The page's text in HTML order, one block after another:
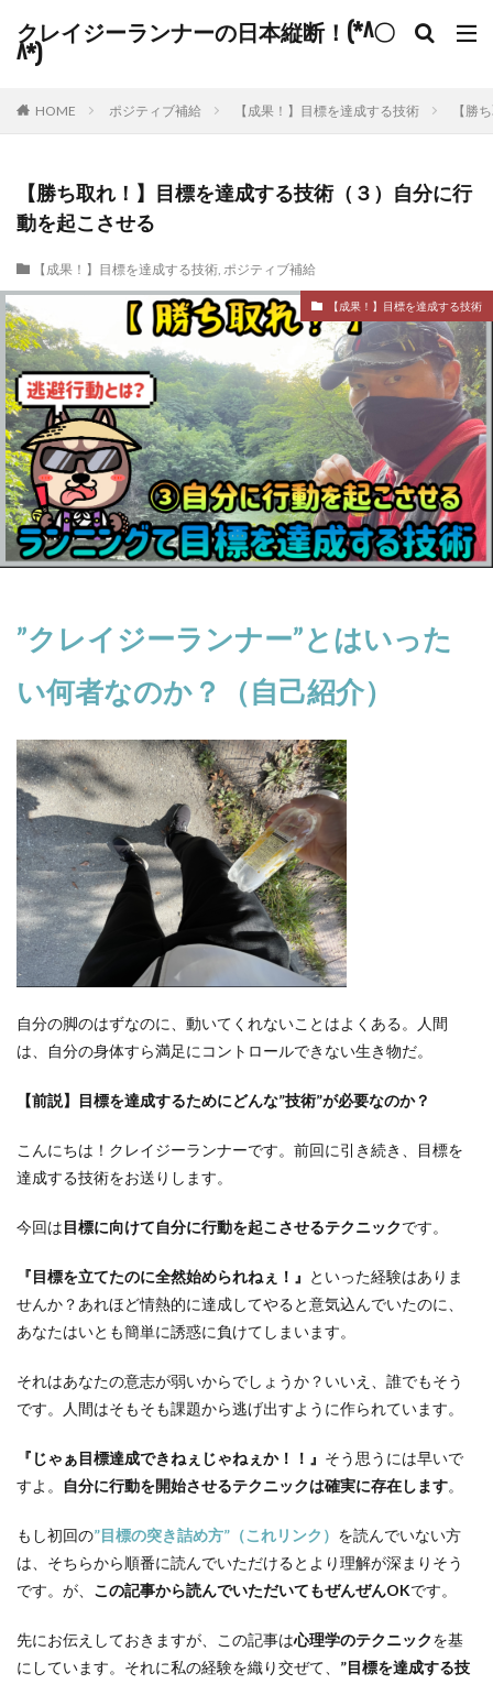
クレイジーランナーの日本縦断！(*^〇
^*)
HOME ポジティブ補給 【成果！】目標を達成する技術 【勝
【勝ち取れ！】目標を達成する技術（３）自分に行
動を起こさせる
【成果！】目標を達成する技術, ポジティブ補給
【成果！】目標を達成する技術
”クレイジーランナー”とはいった
い何者なのか？（自己紹介）
自分の脚のはずなのに、動いてくれないことはよくある。人間
は、自分の身体すら満足にコントロールできない生き物だ。
【前説】目標を達成するためにどんな”技術”が必要なのか？
こんにちは！クレイジーランナーです。前回に引き続き、目標を
達成する技術をお送りします。
今回は目標に向けて自分に行動を起こさせるテクニックです。
『目標を立てたのに全然始められねぇ！』 といった経験はありま
せんか？あれほど情熱的に達成してやると意気込んでいたのに、
あなたはいとも簡単に誘惑に負けてしまいます。
それはあなたの意志が弱いからでしょうか？いいえ、誰でもそう
です。人間はそもそも課題から逃げ出すように作られています。
『じゃぁ目標達成できねぇじゃねぇか！！』 そう思うには早いで
すよ。
自分に行動を開始させるテクニックは確実に存在します。
もし初回の”目標の突き詰め方”（これリンク） を読んでいない方
は、そちらから順番に読んでいただけるとより理解が深まりそう
です。が、 この記事から読んでいただいてもぜんぜんOKです。
先にお伝えしておきますが、この記事は心理学のテクニックを基
にしています。それに私の経験を織り交ぜて、 ”目標を達成する技